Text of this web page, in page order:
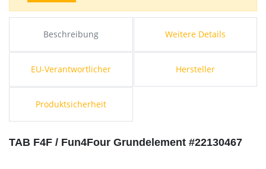
Beschreibung Weitere Details
EU-Verantwortlicher Hersteller
Produktsicherheit
TAB F4F / Fun4Four Grundelement #22130467